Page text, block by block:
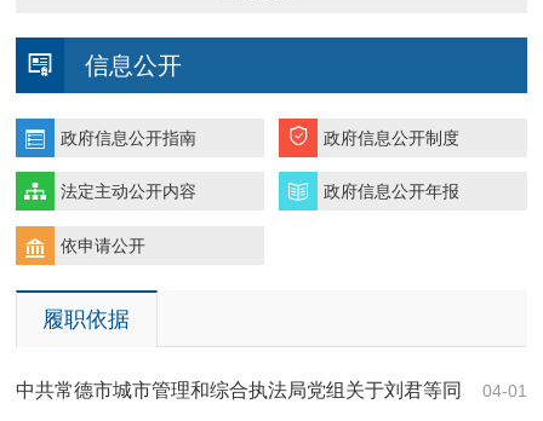
信息公开
政府信息公开指南 政府信息公开制度
法定主动公开内容 政府信息公开年报
依申请公开
履职依据
04-01
中共常德市城市管理和综合执法局党组关于刘君等同